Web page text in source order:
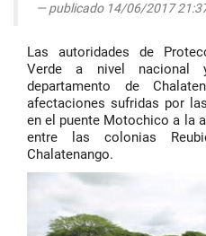
publicado 14/06/2017
Las autoridades de
Verde a nivel nacional
departamento de
afectaciones sufridas por
en el puente Motochico a la
entre las colonias
Chalatenango.